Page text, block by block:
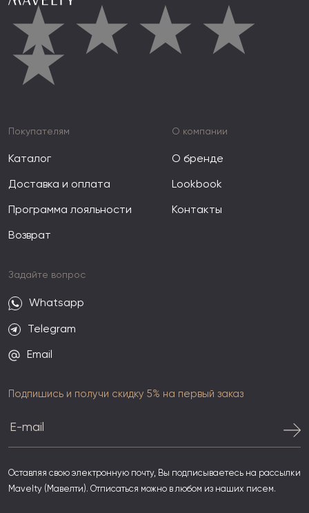
★★★★
★
Подпишись и получи скидку 5% на первый заказ
Оставляя свою электронную почту, Вы подписываетесь на рассылки
Mavelty (Мавелти). Отписаться можно в любом из наших писем.
Покупателям
Каталог
Доставка и оплата
Программа лояльности
Возврат
О компании
О бренде
Lookbook
Контакты
Задайте вопрос
Whatsapp
Telegram
Email